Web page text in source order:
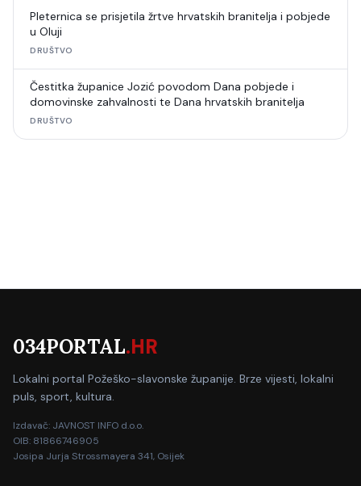
Pleternica se prisjetila žrtve hrvatskih branitelja i pobjede
u Oluji
DRUŠTVO
Čestitka županice Jozić povodom Dana pobjede i
domovinske zahvalnosti te Dana hrvatskih branitelja
DRUŠTVO
034PORTAL.HR
Lokalni portal Požeško-slavonske županije. Brze vijesti, lokalni
puls, sport, kultura.
Izdavač: JAVNOST INFO d.o.o.
OIB: 81866746905
Josipa Jurja Strossmayera 341, Osijek